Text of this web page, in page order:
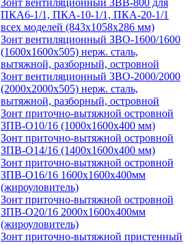
Зонт вентиляционный ЗВВ-800 для
ПКА6-1/1, ПКА-10-1/1, ПКА-20-1/1
всех моделей (843х1058х286 мм)
Зонт вентиляционный ЗВО-1600/1600
(1600х1600х505) нерж. сталь,
вытяжной, разборный, островной
Зонт вентиляционный ЗВО-2000/2000
(2000х2000х505) нерж. сталь,
вытяжной, разборный, островной
Зонт приточно-вытяжной островной
ЗПВ-О10/16 (1000х1600х400 мм)
Зонт приточно-вытяжной островной
ЗПВ-О14/16 (1400х1600х400 мм)
Зонт приточно-вытяжной островной
ЗПВ-О16/16 1600х1600х400мм
(жироуловитель)
Зонт приточно-вытяжной островной
ЗПВ-О20/16 2000х1600х400мм
(жироуловитель)
Зонт приточно-вытяжной пристенный